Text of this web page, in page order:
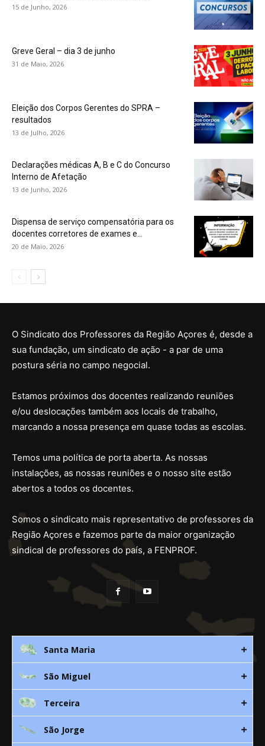
15 de Junho, 2026
Greve Geral – dia 3 de junho
31 de Maio, 2026
Eleição dos Corpos Gerentes do SPRA –
resultados
13 de Julho, 2026
Declarações médicas A, B e C do Concurso
Interno de Afetação
13 de Junho, 2026
Dispensa de serviço compensatória para os
docentes corretores de exames e...
20 de Maio, 2026
O Sindicato dos Professores da Região Açores é, desde a
sua fundação, um sindicato de ação - a par de uma
postura séria no campo negocial.
Estamos próximos dos docentes realizando reuniões
e/ou deslocações também aos locais de trabalho,
marcando a nossa presença em quase todas as escolas.
Temos uma política de porta aberta. As nossas
instalações, as nossas reuniões e o nosso site estão
abertos a todos os docentes.
Somos o sindicato mais representativo de professores da
Região Açores e fazemos parte da maior organização
sindical de professores do país, a FENPROF.
Santa Maria
Rua 3. Leandres Chaves, 12C
296 882 118
São Miguel
Av. D. João lll, bloco A, nº10 – 3º
Terceira
Canada Nova 21
São Jorge